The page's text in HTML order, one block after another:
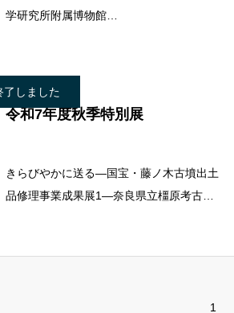
学研究所附属博物館
了しました
令和7年度秋季特別展
きらびやかに送る―国宝・藤ノ木古墳出土
品修理事業成果展1―奈良県立橿原考古学
1